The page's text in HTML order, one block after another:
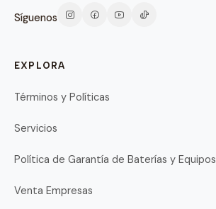
Síguenos
EXPLORA
Términos y Políticas
Servicios
Política de Garantía de Baterías y Equipos
Venta Empresas